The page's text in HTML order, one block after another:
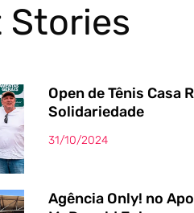
Stories
Open de Tênis Casa
Solidariedade
31/10/2024
Agência Only! no